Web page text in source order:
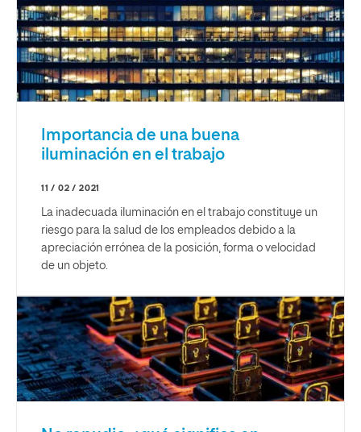
Importancia de una buena
iluminación en el trabajo
11 / 02 / 2021
La inadecuada iluminación en el trabajo constituye un
riesgo para la salud de los empleados debido a la
apreciación errónea de la posición, forma o velocidad
de un objeto.